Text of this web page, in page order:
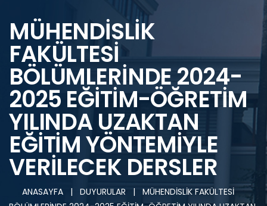
MÜHENDİSLİK
FAKÜLTESİ
BÖLÜMLERİNDE 2024-
2025 EĞİTİM-ÖĞRETİM
YILINDA UZAKTAN
EĞİTİM YÖNTEMİYLE
VERİLECEK DERSLER
ANASAYFA | DUYURULAR |
MÜHENDİSLİK FAKÜLTESİ